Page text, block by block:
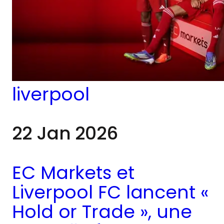
liverpool
22 Jan 2026
EC Markets et
Liverpool FC lancent «
Hold or Trade », une